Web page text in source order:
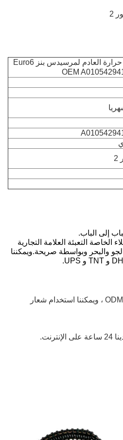
2
مستشعر درجة حرارة العادم لمرسيدس بنز Euro6
OEM
إلى الباب.
والبحر وبواسطة صريحة.ويمكننا